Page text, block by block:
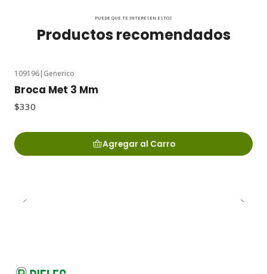
PUEDE QUE TE INTERESEN ESTOS
Productos recomendados
109196| Generico
Broca Met 3 Mm
$330
Agregar al Carro